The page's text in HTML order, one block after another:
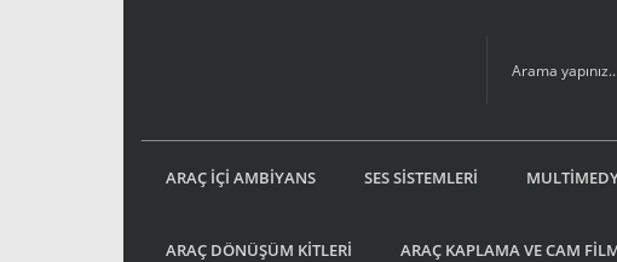
ARAÇ İÇİ AMBİYANS SES SİSTEMLERİ
ARAÇ DÖNÜŞÜM KİTLERİ ARAÇ KAPLAMA VE CAM